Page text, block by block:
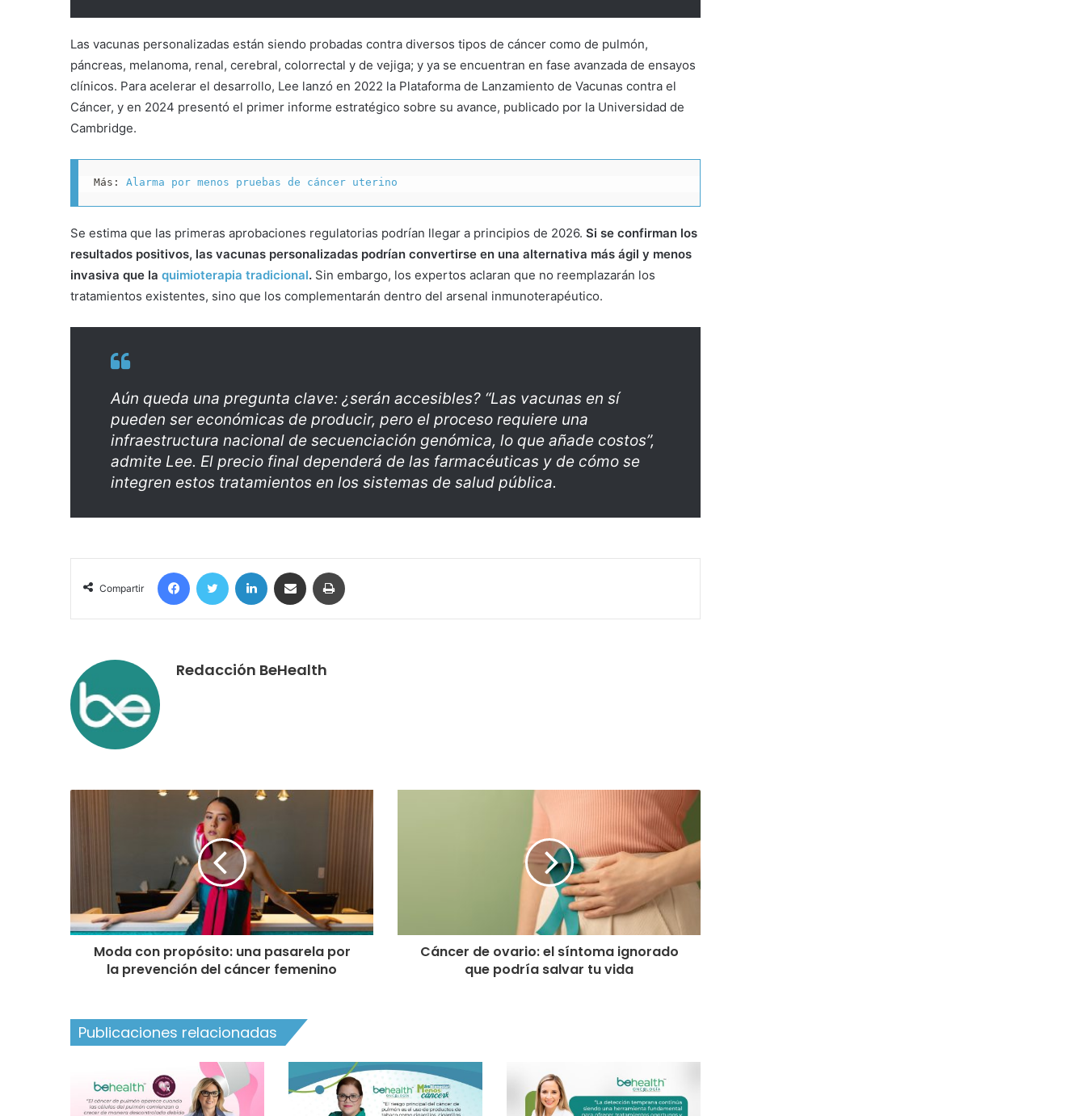
Las vacunas personalizadas están siendo probadas contra diversos tipos de cáncer como de pulmón,
páncreas, melanoma, renal, cerebral, colorrectal y de vejiga; y ya se encuentran en fase avanzada de ensayos
clínicos. Para acelerar el desarrollo, Lee lanzó en 2022 la Plataforma de Lanzamiento de Vacunas contra el
Cáncer, y en 2024 presentó el primer informe estratégico sobre su avance, publicado por la Universidad de
Cambridge.
Más: Alarma por menos pruebas de cáncer uterino
Se estima que las primeras aprobaciones regulatorias podrían llegar a principios de 2026. Si se confirman los
resultados positivos, las vacunas personalizadas podrían convertirse en una alternativa más ágil y menos
invasiva que la quimioterapia tradicional. Sin embargo, los expertos aclaran que no reemplazarán los
tratamientos existentes, sino que los complementarán dentro del arsenal inmunoterapéutico.
Aún queda una pregunta clave: ¿serán accesibles? “Las vacunas en sí
pueden ser económicas de producir, pero el proceso requiere una
infraestructura nacional de secuenciación genómica, lo que añade costos”,
admite Lee. El precio final dependerá de las farmacéuticas y de cómo se
integren estos tratamientos en los sistemas de salud pública.
Compartir
Redacción BeHealth
Moda con propósito: una pasarela por
la prevención del cáncer femenino
Cáncer de ovario: el síntoma ignorado
que podría salvar tu vida
Publicaciones relacionadas